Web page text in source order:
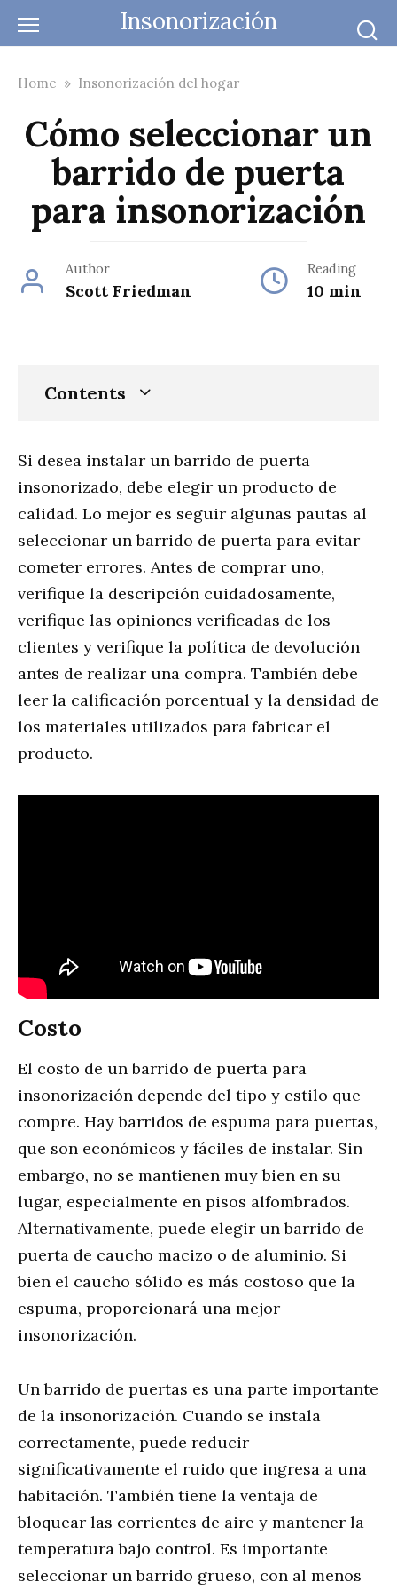
Insonorización
Home » Insonorización del hogar
Cómo seleccionar un
barrido de puerta
para insonorización
Author
Scott Friedman
Reading
10 min
Contents
Si desea instalar un barrido de puerta
insonorizado, debe elegir un producto de
calidad. Lo mejor es seguir algunas pautas al
seleccionar un barrido de puerta para evitar
cometer errores. Antes de comprar uno,
verifique la descripción cuidadosamente,
verifique las opiniones verificadas de los
clientes y verifique la política de devolución
antes de realizar una compra. También debe
leer la calificación porcentual y la densidad de
los materiales utilizados para fabricar el
producto.
Costo
El costo de un barrido de puerta para
insonorización depende del tipo y estilo que
compre. Hay barridos de espuma para puertas,
que son económicos y fáciles de instalar. Sin
embargo, no se mantienen muy bien en su
lugar, especialmente en pisos alfombrados.
Alternativamente, puede elegir un barrido de
puerta de caucho macizo o de aluminio. Si
bien el caucho sólido es más costoso que la
espuma, proporcionará una mejor
insonorización.
Un barrido de puertas es una parte importante
de la insonorización. Cuando se instala
correctamente, puede reducir
significativamente el ruido que ingresa a una
habitación. También tiene la ventaja de
bloquear las corrientes de aire y mantener la
temperatura bajo control. Es importante
seleccionar un barrido grueso, con al menos